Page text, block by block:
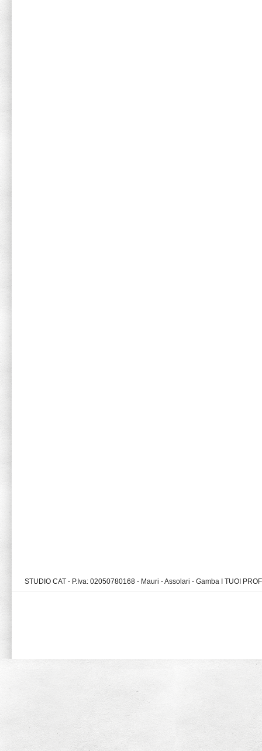
STUDIO CAT - P.Iva: 02050780168 - Mauri - Assolari - Gamba I TUOI